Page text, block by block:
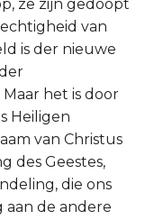
ze zijn gedoopt
van
is der nieuwe
het is door
Heiligen
van Christus
des Geestes,
die ons
aan de andere